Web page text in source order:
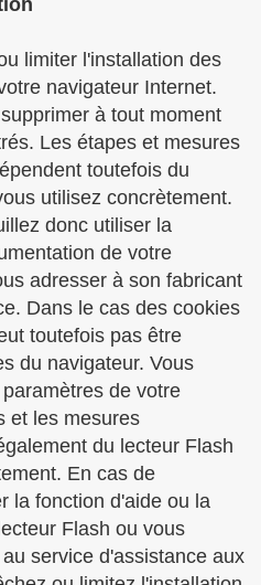
limiter l'installation des
navigateur Internet.
à tout moment
Les étapes et mesures
toutefois du
utilisez concrètement.
donc utiliser la
de votre
adresser à son fabricant
Dans le cas des cookies
toutefois pas être
du navigateur. Vous
de votre
et les mesures
du lecteur Flash
En cas de
la fonction d'aide ou la
Flash ou vous
service d'assistance aux